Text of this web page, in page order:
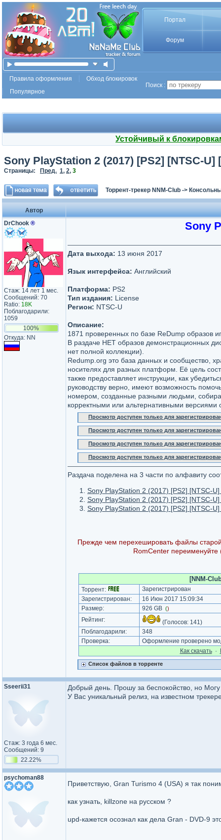
Портал
Форум
Правила оформления
Обход блокировок
Популярное
Поиск :
Устойчивый к
Sony PlayStation 2 (2017) [PS2] [NTSC-
Страницы: Пред. 1, 2, 3
Торрент-трекер NNM-Club ->
Автор
DrChook ®
Стаж: 14 лет 1 мес.
Сообщений: 70
Ratio: 18K
Поблагодарили:
1059
100%
Откуда: NN
Sony
Дата выхода: 13 июня 2017
Язык интерфейса: Английский
Платформа: PS2
Тип издания: License
Регион: NTSC-U
Описание:
1871 проверенных по базе ReDump образов
В раздаче НЕТ образов демонстрационных
нет полной коллекции).
Redump.org это база данных и сообщество,
носителях для разных платформ. Её цель
также предоставляет инструкции, как
руководству верно, имеют возможность
номером, созданные разными людьми,
корректными или альтернативными версиями
Просмотр доступен только для
Просмотр доступен только для
Просмотр доступен только для
Просмотр доступен только для
Раздача поделена на 3 части по алфавиту
Sony PlayStation 2 (2017) [PS2] [NTSC-
Sony PlayStation 2 (2017) [PS2] [NTSC-
Sony PlayStation 2 (2017) [PS2] [NTSC-
Прежде чем перехешировать файлы
RomCenter
[NNM-
Торрент:
Зарегистрирован
Зарегистрирован:
16 Июн 2017 15:09:34
Размер:
926 GB ()
Рейтинг: (Голосов: 141)
Поблагодарили:
348
Проверка:
Оформление проверено
Как cкачать·
Список файлов в торренте
Sseerii31
Стаж: 3 года 6 мес.
Сообщений: 9
22.22%
Добрый день. Прошу за беспокойство, но
У Вас уникальный релиз, на известном
psychoman88
Приветствую, Gran Turismo 4 (USA) я так
как узнать, killzone на русском ?
upd-кажется осознал как дела Gran - DVD-9